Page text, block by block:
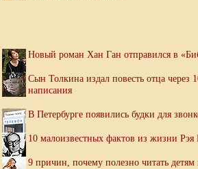
Новый роман Хан Ган отправился в
Сын Толкина издал повесть отца через
написания
В Петербурге появились будки для
10 малоизвестных фактов из жизни Рэя
9 причин, почему полезно читать детям